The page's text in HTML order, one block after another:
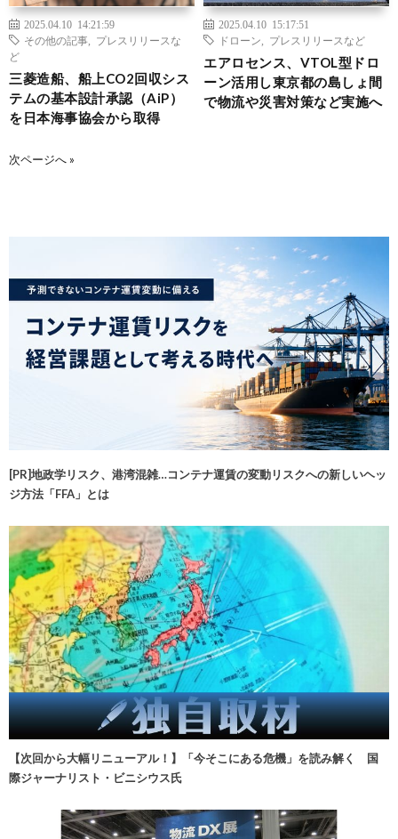
2025.04.10 14:21:59
その他の記事
プレスリリースな
ど
三菱造船、船上CO2回収シス
テムの基本設計承認（AiP）
を日本海事協会から取得
2025.04.10 15:17:51
ドローン
プレスリリースなど
エアロセンス、VTOL型ドロ
ーン活用し東京都の島しょ間
で物流や災害対策など実施へ
次ページへ »
[PR]地政学リスク、港湾混雑…コンテナ運賃の変動リスクへの新しいヘッ
ジ方法「FFA」とは
【次回から大幅リニューアル！】「今そこにある危機」を読み解く 国
際ジャーナリスト・ビニシウス氏